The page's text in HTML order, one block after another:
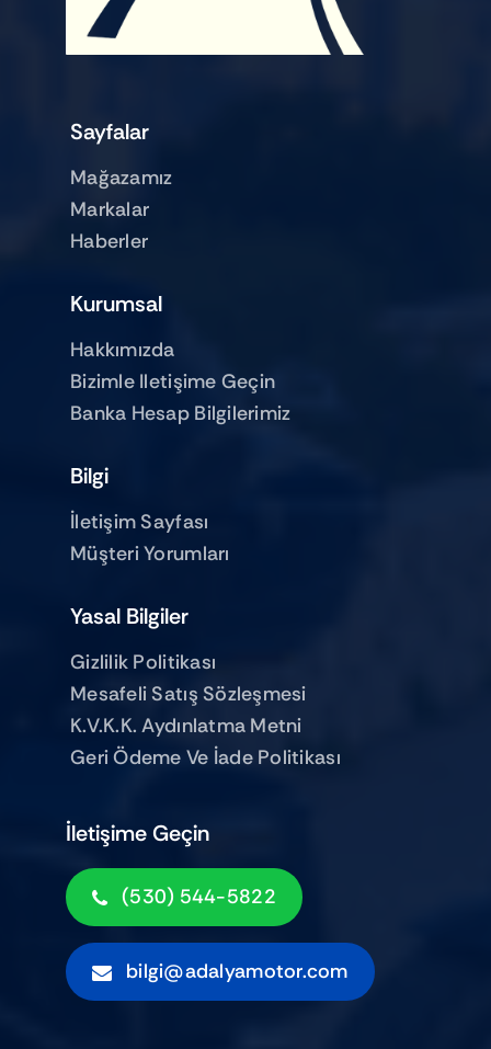
Sayfalar
Mağazamız
Markalar
Haberler
Kurumsal
Hakkımızda
Bizimle Iletişime Geçin
Banka Hesap Bilgilerimiz
İletişime Geçin
(530) 544-5822
bilgi@adalyamotor.com
Bilgi
İletişim Sayfası
Müşteri Yorumları
Yasal Bilgiler
Gizlilik Politikası
Mesafeli Satış Sözleşmesi
K.V.K.K. Aydınlatma Metni
Geri Ödeme Ve İade Politikası